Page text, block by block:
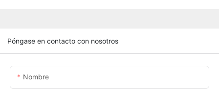
Póngase en contacto con nosotros
Nombre